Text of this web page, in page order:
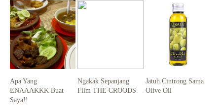
Apa Yang
ENAAAKKK Buat
Saya!!
Ngakak Sepanjang
Film THE CROODS
Jatuh Cintrong Sama
Olive Oil